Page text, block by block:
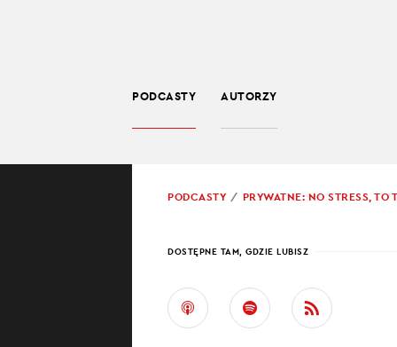
PODCASTY AUTORZY
PROWADZĄCY:
MAM
PODCASTY
PRYWATNE: NO STRESS, TO
DOSTĘPNE TAM, GDZIE LUBISZ